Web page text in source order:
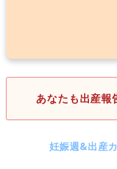
あなたも出産報
妊娠週&出産